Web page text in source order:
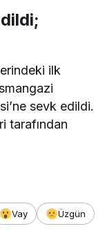
ilk
sevk edildi.
tarafından
Vay
Üzgün